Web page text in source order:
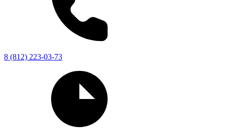
8 (812) 223-03-73